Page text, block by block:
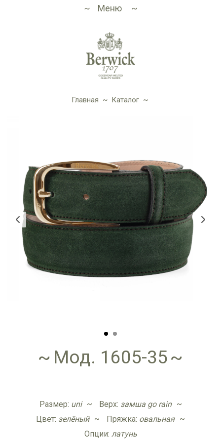
Меню
Главная ~ Каталог ~
Мод. 1605-35
Размер: uni Верх: замша go rain
Цвет: зелёный Пряжка: овальная
Опции: латунь